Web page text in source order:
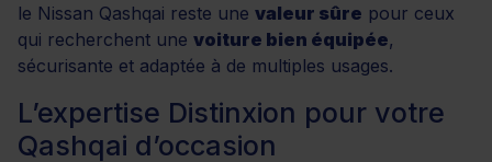
le Nissan Qashqai reste une valeur sûre pour ceux
qui recherchent une voiture bien équipée,
sécurisante et adaptée à de multiples usages.
L’expertise Distinxion pour votre
Qashqai d’occasion